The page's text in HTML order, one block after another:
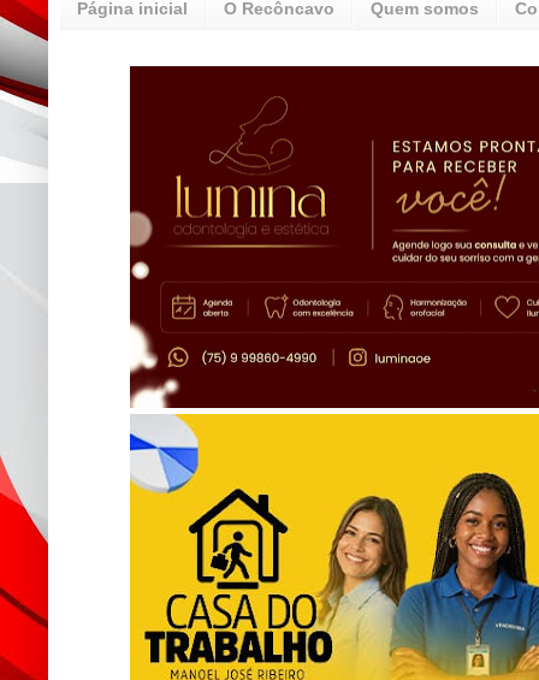
Página inicial O Recôncavo Quem somos